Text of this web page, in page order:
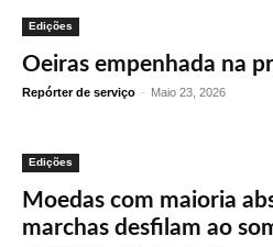
Edições
Oeiras empenhada na
Repórter de serviço - Maio 23, 2026
Edições
Moedas com maioria
marchas desfilam ao